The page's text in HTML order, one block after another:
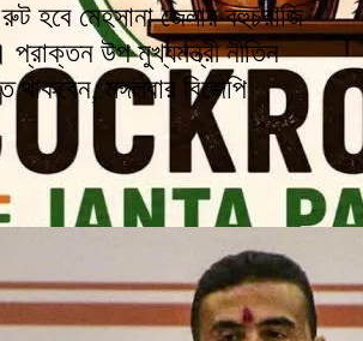
হবে মেহসানা জেলার বহুচরাজি
প্রাক্তন উপ মুখ্যমন্ত্রী নীতিন
মঙ্গলবার বিজেপি